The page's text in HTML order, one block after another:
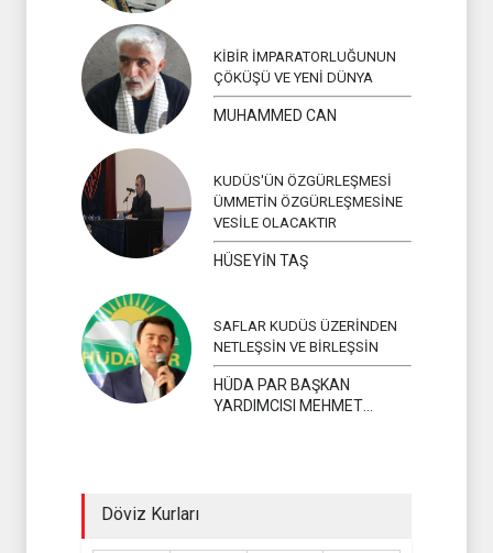
KİBİR İMPARATORLUĞUNUN
ÇÖKÜŞÜ VE YENİ DÜNYA
MUHAMMED CAN
KUDÜS'ÜN ÖZGÜRLEŞMESİ
ÜMMETİN ÖZGÜRLEŞMESİNE
VESİLE OLACAKTIR
HÜSEYİN TAŞ
SAFLAR KUDÜS ÜZERİNDEN
NETLEŞSİN VE BİRLEŞSİN
HÜDA PAR BAŞKAN
YARDIMCISI MEHMET
Döviz Kurları